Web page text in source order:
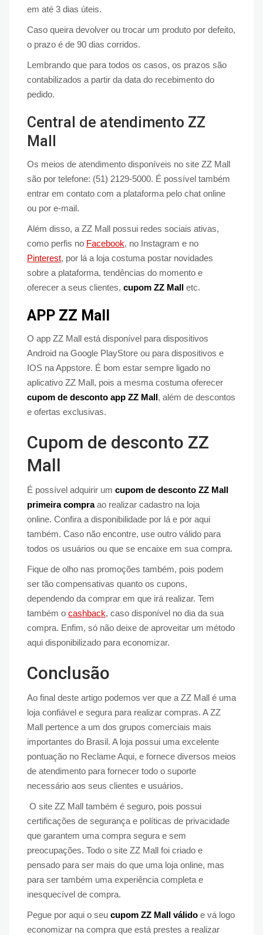
em até 3 dias úteis.
Caso queira devolver ou trocar um produto por defeito,
o prazo é de 90 dias corridos.
Lembrando que para todos os casos, os prazos são
contabilizados a partir da data do recebimento do
pedido.
Central de atendimento ZZ
Mall
Os meios de atendimento disponíveis no site ZZ Mall
são por telefone: (51) 2129-5000. É possível também
entrar em contato com a plataforma pelo chat online
ou por e-mail.
Além disso, a ZZ Mall possui redes sociais ativas,
como perfis no Facebook, no Instagram e no
Pinterest, por lá a loja costuma postar novidades
sobre a plataforma, tendências do momento e
oferecer a seus clientes, cupom ZZ Mall etc.
APP ZZ Mall
O app ZZ Mall está disponível para dispositivos
Android na Google PlayStore ou para dispositivos e
IOS na Appstore. É bom estar sempre ligado no
aplicativo ZZ Mall, pois a mesma costuma oferecer
cupom de desconto app ZZ Mall, além de descontos
e ofertas exclusivas.
Cupom de desconto ZZ
Mall
É possível adquirir um cupom de desconto ZZ Mall
primeira compraao realizar cadastro na loja
online. Confira a disponibilidade por lá e por aqui
também. Caso não encontre, use outro válido para
todos os usuários ou que se encaixe em sua compra.
Fique de olho nas promoções também, pois podem
ser tão compensativas quanto os cupons,
dependendo da comprar em que irá realizar. Tem
também o cashback, caso disponível no dia da sua
compra. Enfim, só não deixe de aproveitar um método
aqui disponibilizado para economizar.
Conclusão
Ao final deste artigo podemos ver que a ZZ Mall é uma
loja confiável e segura para realizar compras. A ZZ
Mall pertence a um dos grupos comerciais mais
importantes do Brasil. A loja possui uma excelente
pontuação no Reclame Aqui, e fornece diversos meios
de atendimento para fornecer todo o suporte
necessário aos seus clientes e usuários.
O site ZZ Mall também é seguro, pois possui
certificações de segurança e políticas de privacidade
que garantem uma compra segura e sem
preocupações. Todo o site ZZ Mall foi criado e
pensado para ser mais do que uma loja online, mas
para ser também uma experiência completa e
inesquecível de compra.
Pegue por aqui o seu cupom ZZ Mall válido e vá logo
economizar na compra que está prestes a realizar